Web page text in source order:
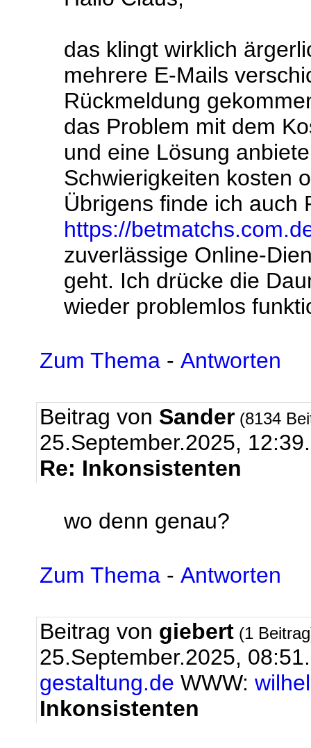
das klingt wirklich
mehrere E-Mails
Rückmeldung
das Problem mit dem
und eine Lösung
Schwierigkeiten kosten
Übrigens finde ich auch
https://
zuverlässige Online-
geht. Ich drücke die
wieder problemlos
Zum Thema - Antworten
Beitrag von Sander (8134
25.September.2025, 12:39.
Re: Inkonsistenten
wo denn genau?
Zum Thema - Antworten
Beitrag von giebert (1
25.September.2025,
gestaltung.de WWW:
Inkonsistenten